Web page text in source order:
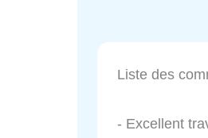
Liste des
- Excellent